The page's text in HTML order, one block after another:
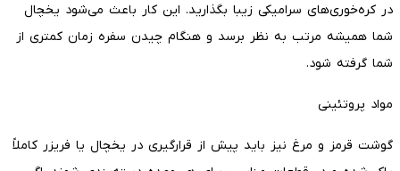
در کره‌خوری‌های سرامیکی زیبا بگذارید. این کار باعث می‌شود یخچال
شما همیشه مرتب به نظر برسد و هنگام چیدن سفره زمان کمتری از
شما گرفته شود.
مواد پروتئینی
گوشت قرمز و مرغ نیز باید پیش از قرارگیری در یخچال یا فریزر کاملاً